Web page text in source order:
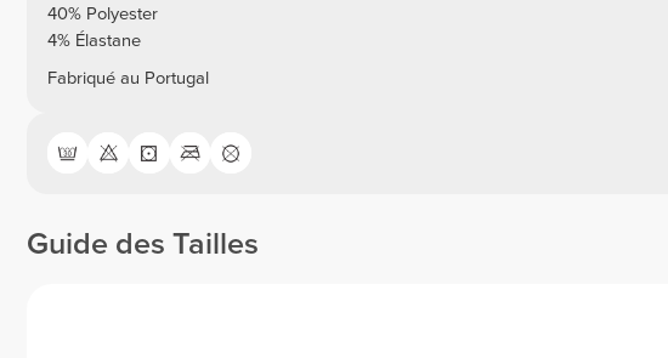
40% Polyester
4% Élastane
Fabriqué au Portugal
Guide des Tailles